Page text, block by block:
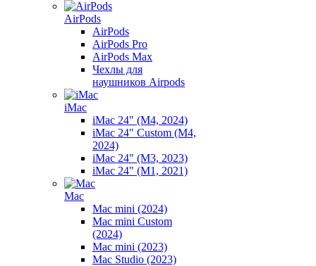
AirPods
AirPods
AirPods Pro
AirPods Max
Чехлы для
наушников Airpods
iMac
iMac 24" (M4, 2024)
iMac 24" Custom (M4,
2024)
iMac 24" (M3, 2023)
iMac 24" (M1, 2021)
Mac
Mac mini (2024)
Mac mini Custom
(2024)
Mac mini (2023)
Mac Studio (2023)